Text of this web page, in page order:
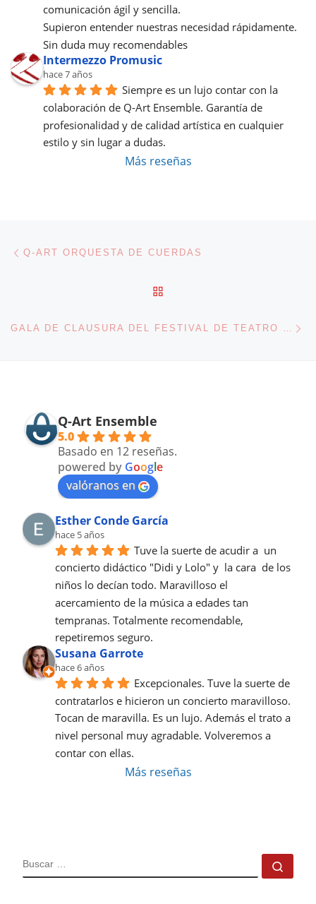
comunicación ágil y sencilla.
Supieron entender nuestras necesidad rápidamente.
Sin duda muy recomendables
Intermezzo Promusic
hace 7 años
Siempre es un lujo contar con la
colaboración de Q-Art Ensemble. Garantía de
profesionalidad y de calidad artística en cualquier
estilo y sin lugar a dudas.
Más reseñas
Navegación de entradas
Q-ART ORQUESTA DE CUERDAS
GALA DE CLAUSURA DEL FESTIVAL DE TEATRO CLÁSICO DE MÉRIDA.
Q-Art Ensemble
5.0
Basado en 12 reseñas.
powered by Google
valóranos en
Esther Conde García
hace 5 años
Tuve la suerte de acudir a  un
concierto didáctico "Didi y Lolo" y  la cara  de los
niños lo decían todo. Maravilloso el
acercamiento de la música a edades tan
tempranas. Totalmente recomendable,
repetiremos seguro.
Susana Garrote
hace 6 años
Excepcionales. Tuve la suerte de
contratarlos e hicieron un concierto maravilloso.
Tocan de maravilla. Es un lujo. Además el trato a
nivel personal muy agradable. Volveremos a
contar con ellas.
Más reseñas
BUSCAR